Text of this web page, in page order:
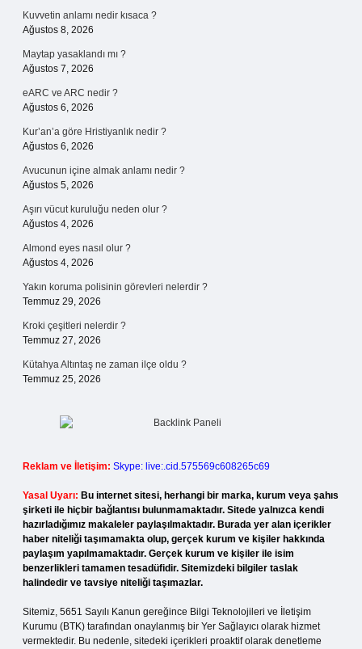
Kuvvetin anlamı nedir kısaca ?
Ağustos 8, 2026
Maytap yasaklandı mı ?
Ağustos 7, 2026
eARC ve ARC nedir ?
Ağustos 6, 2026
Kur’an’a göre Hristiyanlık nedir ?
Ağustos 6, 2026
Avucunun içine almak anlamı nedir ?
Ağustos 5, 2026
Aşırı vücut kuruluğu neden olur ?
Ağustos 4, 2026
Almond eyes nasıl olur ?
Ağustos 4, 2026
Yakın koruma polisinin görevleri nelerdir ?
Temmuz 29, 2026
Kroki çeşitleri nelerdir ?
Temmuz 27, 2026
Kütahya Altıntaş ne zaman ilçe oldu ?
Temmuz 25, 2026
Reklam ve İletişim: Skype: live:.cid.575569c608265c69
Yasal Uyarı: Bu internet sitesi, herhangi bir marka, kurum veya şahıs
şirketi ile hiçbir bağlantısı bulunmamaktadır. Sitede yalnızca kendi
hazırladığımız makaleler paylaşılmaktadır. Burada yer alan içerikler
haber niteliği taşımamakta olup, gerçek kurum ve kişiler hakkında
paylaşım yapılmamaktadır. Gerçek kurum ve kişiler ile isim
benzerlikleri tamamen tesadüfidir. Sitemizdeki bilgiler taslak
halindedir ve tavsiye niteliği taşımazlar.
Sitemiz, 5651 Sayılı Kanun gereğince Bilgi Teknolojileri ve İletişim
Kurumu (BTK) tarafından onaylanmış bir Yer Sağlayıcı olarak hizmet
vermektedir. Bu nedenle, sitedeki içerikleri proaktif olarak denetleme